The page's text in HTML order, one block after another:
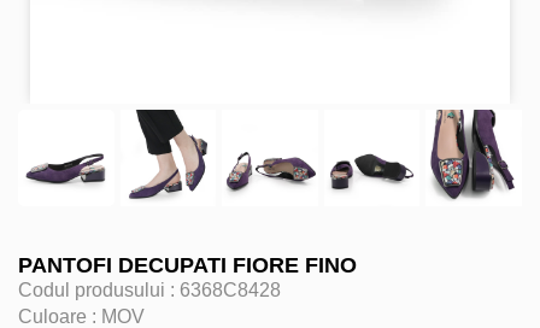
PANTOFI DECUPATI FIORE FINO
Codul produsului : 6368C8428
Culoare : MOV